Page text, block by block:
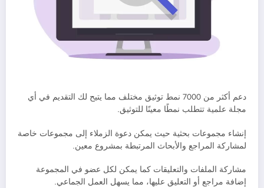
دعم أكثر من 7000 نمط توثيق مختلف مما يتيح لك التقديم في أي
مجلة علمية تتطلب نمطًا معينًا للتوثيق.
إنشاء مجموعات بحثية حيث يمكن دعوة الزملاء إلى مجموعات خاصة
لمشاركة المراجع والأبحاث المرتبطة بمشروع معين.
مشاركة الملفات والتعليقات كما يمكن لكل عضو في المجموعة
إضافة مراجع أو التعليق عليها، مما يسهل العمل الجماعي.